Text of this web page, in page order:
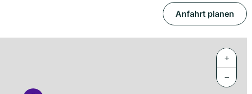
Anfahrt planen
+
−